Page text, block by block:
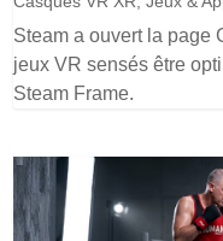
Steam a ouvert la page
jeux VR sensés être
Steam Frame.